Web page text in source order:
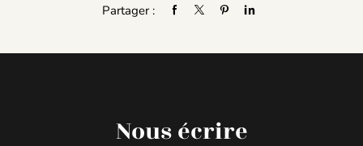
Partager :
Nous écrire